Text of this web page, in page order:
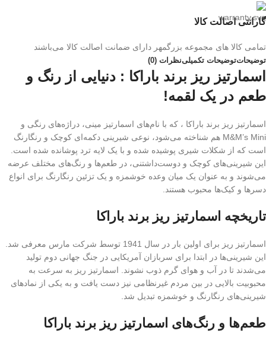
گارانتی اصالت کالا
تمامی کالا های مجموعه بزرگمهر دارای ضمانت اصالت کالا می‌باشند
توضیحاتتوضیحات تکمیلینظرات (0)
اسمارتیز ریز برند باراکا : دنیایی از رنگ و
طعم در یک لقمه!
اسمارتیز ریز برند باراکا ، که با نام‌های اسمارتیز مینی، دراژه‌های رنگی و
M&M’s Mini هم شناخته می‌شود، نوعی شیرینی دکمه‌ای کوچک و رنگارنگ
است که از شکلات شیری پوشیده شده و با یک لایه ترد پوشانده شده است.
این شیرینی‌های کوچک و دوست‌داشتنی، در طعم‌ها و رنگ‌های مختلف عرضه
می‌شوند و به عنوان یک میان وعده خوشمزه و یک تزئین رنگارنگ برای انواع
دسرها و کیک‌ها محبوب هستند.
تاریخچه اسمارتیز ریز برند باراکا
اسمارتیز ریز برای اولین بار در سال 1941 توسط شرکت مارس معرفی شد.
این شیرینی‌ها در ابتدا برای سربازان آمریکایی در جنگ جهانی دوم تولید
می‌شدند تا در آب و هوای گرم ذوب نشوند. اسمارتیز ریز به سرعت به
محبوبیت بالایی در بین مردم غیرنظامی نیز دست یافت و به یکی از نمادهای
شیرینی‌های رنگارنگ و خوشمزه تبدیل شد.
طعم‌ها و رنگ‌های اسمارتیز ریز برند باراکا